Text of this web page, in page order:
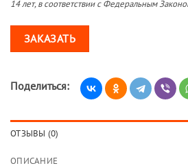
14 лет, в соответствии с Федеральным
ЗАКАЗАТЬ
Поделиться:
ОТЗЫВЫ (0)
ОПИСАНИЕ